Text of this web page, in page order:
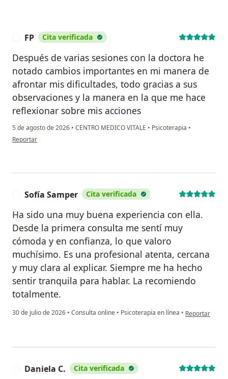
FP Cita verificada
Después de varias sesiones con la doctora he
notado cambios importantes en mi manera de
afrontar mis dificultades, todo gracias a sus
observaciones y la manera en la que me hace
reflexionar sobre mis acciones
5 de agosto de 2026 • CENTRO MEDICO VITALE • Psicoterapia •
en opinión del usuario FP
Reportar
Sofía Samper Cita verificada
Ha sido una muy buena experiencia con ella.
Desde la primera consulta me sentí muy
cómoda y en confianza, lo que valoro
muchísimo. Es una profesional atenta, cercana
y muy clara al explicar. Siempre me ha hecho
sentir tranquila para hablar. La recomiendo
totalmente.
30 de julio de 2026 • Consulta online • Psicoterapia en línea • en opinión del
Reportar
Daniela C. Cita verificada